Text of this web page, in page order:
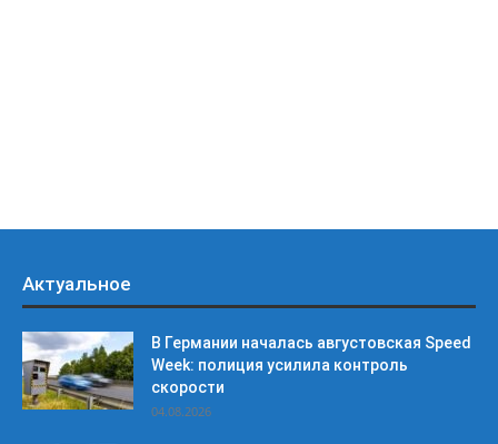
Актуальное
В Германии началась августовская Speed
Week: полиция усилила контроль
скорости
04.08.2026